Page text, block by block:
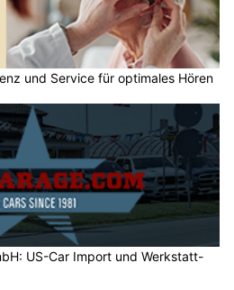
und Service für optimales Hören
US-Car Import und Werkstatt-